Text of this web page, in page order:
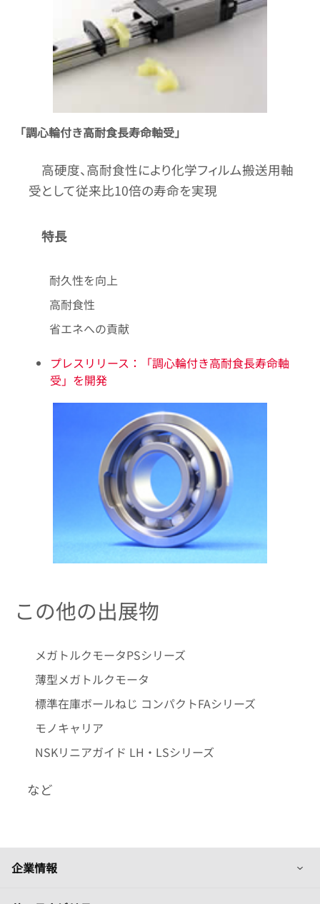
「調心輪付き高耐食長寿命軸受」
高硬度、高耐食性により化学フィルム搬送用軸
受として従来比10倍の寿命を実現
特長
耐久性を向上
高耐食性
省エネへの貢献
プレスリリース：「調心輪付き高耐食長寿命軸
受」を開発
この他の出展物
メガトルクモータPSシリーズ
薄型メガトルクモータ
標準在庫ボールねじ コンパクトFAシリーズ
モノキャリア
NSKリニアガイド LH・LSシリーズ
など
企業情報 列